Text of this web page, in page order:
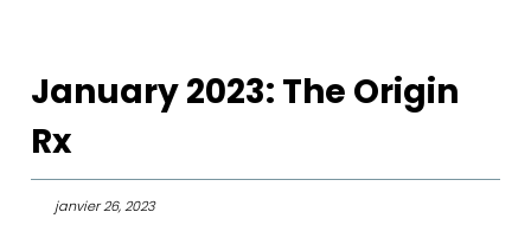
January 2023: The Origin
Rx
janvier 26, 2023